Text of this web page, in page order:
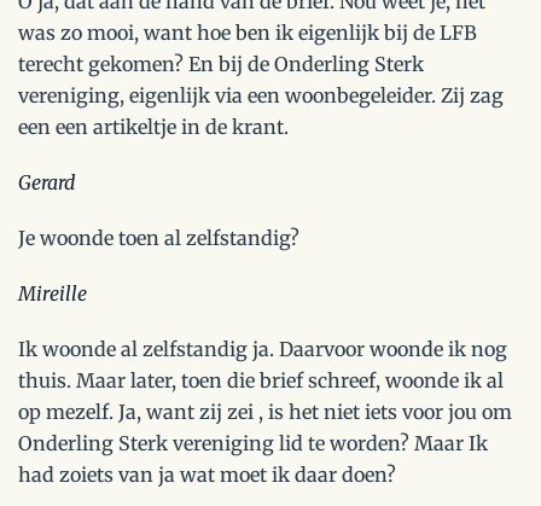
was zo mooi, want hoe ben ik eigenlijk bij de LFB
terecht gekomen? En bij de Onderling Sterk
vereniging, eigenlijk via een woonbegeleider. Zij zag
een een artikeltje in de krant.
Gerard
Je woonde toen al zelfstandig?
Mireille
Ik woonde al zelfstandig ja. Daarvoor woonde ik nog
thuis. Maar later, toen die brief schreef, woonde ik al
op mezelf. Ja, want zij zei , is het niet iets voor jou om
Onderling Sterk vereniging lid te worden? Maar Ik
had zoiets van ja wat moet ik daar doen?